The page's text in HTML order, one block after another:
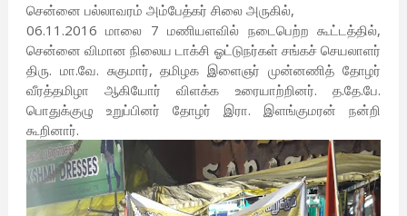
சென்னை பல்லாவரம் அம்பேத்கர் சிலை அருகில்,
06.11.2016 மாலை 7 மணியளவில் நடைபெற்ற கூட்டத்தில்,
சென்னை விமான நிலைய டாக்சி ஓட்டுநர்கள் சங்கச் செயலாளர்
திரு. மா.வே. சுகுமார், தமிழக இளைஞர் முன்னணித் தோழர்
வீரத்தமிழா ஆகியோர் விளக்க உரையாற்றினர். த.தே.பே.
பொதுக்குழு உறுப்பினர் தோழர் இரா. இளங்குமரன் நன்றி
கூறினார்.